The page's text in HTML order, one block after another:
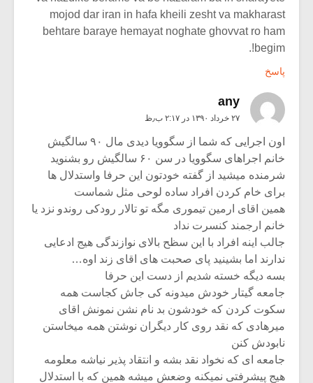
mojod dar iran in hafa kheili zesht va makharast
behtare baraye hemayat noghate ghovvat ro ham
begim!.
پاسخ
any
۲۷ خرداد ۱۳۹۰ در ۲:۱۷ ب٫ظ
اون اجرایی که شما از سگوویا دیدی مال ۹۰ سالگیش
خانم اجراهای سگوویا در سن ۶۰ سالگیش رو بشنوید
شرمنده میشید از گفته خودتون این حرفا واستدلال ها
برای خام کردن افراد ساده لوحی مثل شماست
همین اقای ارمین تیموری مگه تو تالار رودکی روندو نزد یا
خانم ارجمند کنسرت نداد
جالب اینه افراد با این سظح بالای نوازندگی هیج ادعایی
ندارند اما بشینید پای صحبت های اقای زند اوه…
بسه دیگه خسته شدیم از دست این حرفا
جامعه گیتار خودش میدونه کی جاش کجاست همه
سکوت کردن که خودشون بد نام نشن نمونش اقای
میرهادی که نقد روی کار دیگران نوشتن همه میخاستن
نابودش کنن
جامعه ای که نخواد نقد بشه و انتقاد پذیر نیاشه معلومه
هیج پیشرفتی نمیکنه وضعش میشه همین که با استدلال